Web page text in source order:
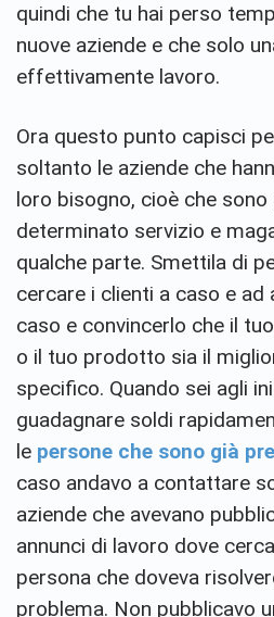
quindi che tu hai perso
nuove aziende e che solo
effettivamente lavoro.
Ora questo punto capisci
soltanto le aziende che
loro bisogno, cioè che
determinato servizio e
qualche parte. Smettila di
cercare i clienti a caso e ad
caso e convincerlo che il
o il tuo prodotto sia il
specifico. Quando sei agli
guadagnare soldi
le persone che sono già
caso andavo a contattare
aziende che avevano
annunci di lavoro dove
persona che doveva
problema. Non pubblicavo